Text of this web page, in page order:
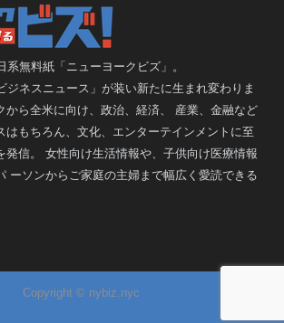
系無料紙「ニューヨークビズ」。
ジネスニュース」が装い新たに生まれ変わりま
から全米に向け、政治、経済、 産業、金融など
はもちろん、文化、エンターテインメントに至
発信。 女性向け生活情報や、子供向け医療情報
ーソンからご家庭の主婦まで幅広く愛読できる
Copyright © nybiz.nyc